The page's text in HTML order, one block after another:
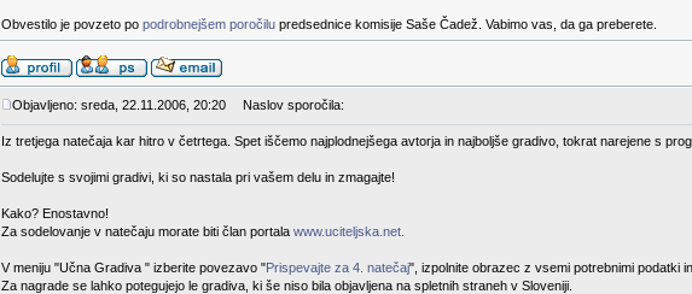
Obvestilo je povzeto po podrobnejšem poročilu predsednice komisije Saše Čadež. Vabimo vas, da ga preberete.
Objavljeno: sreda, 22.11.2006, 20:20 Naslov sporočila:
Iz tretjega natečaja kar hitro v četrtega. Spet iščemo najplodnejšega avtorja in najboljše gradivo, tokrat narejene s
Sodelujte s svojimi gradivi, ki so nastala pri vašem delu in zmagajte!
Kako? Enostavno!
Za sodelovanje v natečaju morate biti član portala www.uciteljska.net.
V meniju "Učna Gradiva " izberite povezavo "Prispevajte za 4. natečaj", izpolnite obrazec z vsemi potrebnimi podatki
Za nagrade se lahko potegujejo le gradiva, ki še niso bila objavljena na spletnih straneh v Sloveniji.